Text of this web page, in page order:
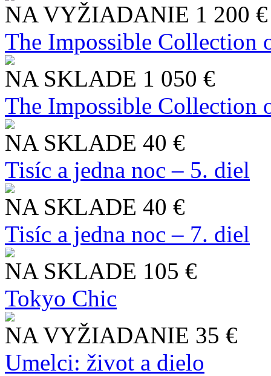
NA VYŽIADANIE 1 200 €
The Impossible Collection
NA SKLADE 1 050 €
The Impossible Collection
NA SKLADE 40 €
Tisíc a jedna noc – 5. diel
NA SKLADE 40 €
Tisíc a jedna noc – 7. diel
NA SKLADE 105 €
Tokyo Chic
NA VYŽIADANIE 35 €
Umelci: život a dielo